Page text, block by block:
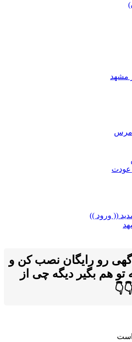
مشهد
(( ورود ))
رو رایگان نصب کن و
هم بگیر دیگه چی از